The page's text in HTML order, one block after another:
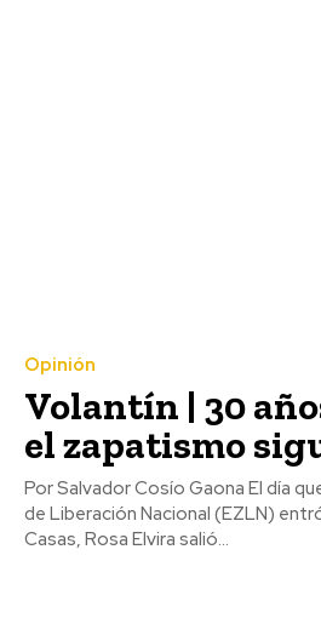
Opinión
Volantín | 30
el zapatismo
Por Salvador Cosío Gaona El día que el Ejército Zapatista
de Liberación Nacional (EZLN)
Casas, Rosa Elvira salió...